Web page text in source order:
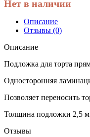
Нет в наличии
Описание
Отзывы (0)
Описание
Подложка для торта
Односторонняя
Позволяет переносить
Толщина подложки 2,5
Отзывы